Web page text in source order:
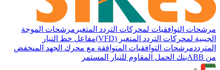
مرشحات التوافقيات لمحركات التردد المتغير مرشحات الموجة
الجيبية لمحركات التردد المتغير (VFD)
مفاعل خط التيار
المترددمرشحات التوافقيات المتوافقة مع محرك الجهد المنخفض
من ABB
بنك الحمل المقاوم للتيار المستمر